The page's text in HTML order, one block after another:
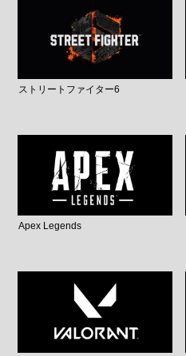
ストリートファイター6
Apex Legends